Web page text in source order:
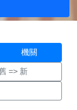
機關
=> 新